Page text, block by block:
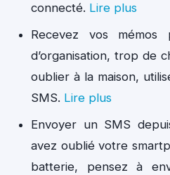
connecté. Lire plus
Recevez vos
d’organisation, trop de
oublier à la maison,
SMS. Lire plus
Envoyer un SMS
avez oublié votre
batterie, pensez à